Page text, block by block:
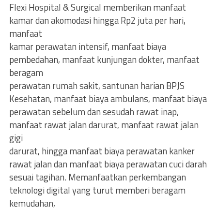
Flexi Hospital & Surgical memberikan manfaat
kamar dan akomodasi hingga Rp2 juta per hari,
manfaat
kamar perawatan intensif, manfaat biaya
pembedahan, manfaat kunjungan dokter, manfaat
beragam
perawatan rumah sakit, santunan harian BPJS
Kesehatan, manfaat biaya ambulans, manfaat biaya
perawatan sebelum dan sesudah rawat inap,
manfaat rawat jalan darurat, manfaat rawat jalan
gigi
darurat, hingga manfaat biaya perawatan kanker
rawat jalan dan manfaat biaya perawatan cuci darah
sesuai tagihan. Memanfaatkan perkembangan
teknologi digital yang turut memberi beragam
kemudahan,